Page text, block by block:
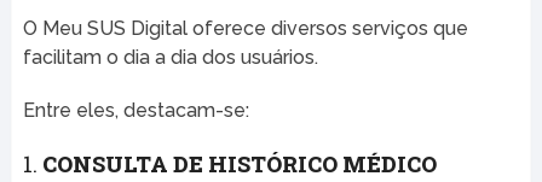
O Meu SUS Digital oferece diversos serviços que
facilitam o dia a dia dos usuários.
Entre eles, destacam-se:
1. CONSULTA DE HISTÓRICO MÉDICO